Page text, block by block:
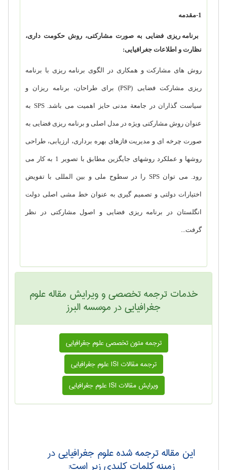
1-مقدمه
برنامه ریزی فضایی به صورت مشارکتی، روش حکومت داری،
نظارت و اطلاعات جغرافیایی:
روش های مشارکت و همکاری در الگوی برنامه ریزی با برنامه
ریزی مشارکت فضایی (PSP)برای طراحان، برنامه ریزان و
سیاست گذاران در جامعة مدنی حایز اهمیت می باشد.SPS به
عنوان روش مشارکتی ویژه در مدل اصلی و برنامه ریزی فضایی به
صورت چرخه ای و مدیریت فازهای بهره برداری، ارزیابی، طراحی
روشها و عملکرد روشهای جایگزین مطابق با تصویر 1 به کار می
رود. می توانSPS را در سطوح ملی و بین المللی با تفویض
اختیارات دولتی و تصمیم گیری به عنوان خط مشی اصلی دولت
انگلستان در برنامه ریزی فضایی و اصول مشارکتی در نظر
گرفت...
خدمات ترجمه تخصصی و ویرایش مقاله علوم
جغرافيايی در موسسه البرز
ترجمه متون تخصصی علوم جغرافيايی
ترجمه مقالات ISI علوم جغرافيايی
ویرایش مقالات ISI علوم جغرافيايی
این مقاله ترجمه شده علوم جغرافيايی در
زمینه کلمات کلیدی زیر است: